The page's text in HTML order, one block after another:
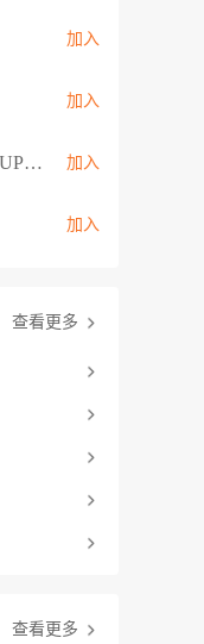
加入
加入
ESG独家招商-PHH GROUP卖家交流群 加入
加入
查看更多
查看更多